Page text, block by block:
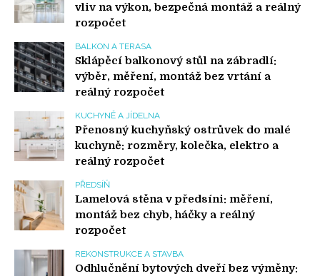
vliv na výkon, bezpečná montáž a reálný
rozpočet
BALKON A TERASA
Sklápěcí balkonový stůl na zábradlí:
výběr, měření, montáž bez vrtání a
reálný rozpočet
KUCHYNĚ A JÍDELNA
Přenosný kuchyňský ostrůvek do malé
kuchyně: rozměry, kolečka, elektro a
reálný rozpočet
PŘEDSÍŇ
Lamelová stěna v předsíni: měření,
montáž bez chyb, háčky a reálný
rozpočet
REKONSTRUKCE A STAVBA
Odhlučnění bytových dveří bez výměny: